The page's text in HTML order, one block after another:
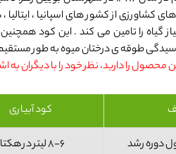
کشاورزی از کشور های اسپانیا ،
گیاه را تامین می کند . این کود
طوقه ‌ی درختان میوه به طور
محصول را دارید، نظر خود را با دیگران به
کود آبیاری
8-6 لیتر در هکتار